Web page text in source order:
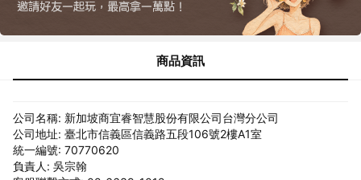
商品資訊
公司名稱: 新加坡商宜睿智慧股份有限公司台灣分公司
公司地址: 臺北市信義區信義路五段106號2樓A1室
統一編號: 70770620
負責人: 吳宗翰